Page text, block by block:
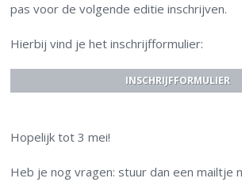
pas voor de volgende editie inschrijven.
Hierbij vind je het inschrijfformulier:
INSCHRIJFFORMULIER
Hopelijk tot 3 mei!
Heb je nog vragen: stuur dan een mailtje